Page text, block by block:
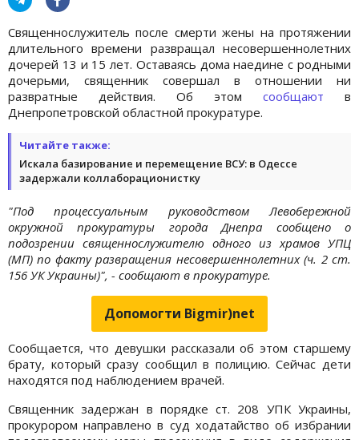
Священнослужитель после смерти жены на протяжении
длительного времени развращал несовершеннолетних
дочерей 13 и 15 лет. Оставаясь дома наедине с родными
дочерьми, священник совершал в отношении ни
развратные действия. Об этом сообщают в
Днепропетровской областной прокуратуре.
Читайте также:
Искала базирование и перемещение ВСУ: в Одессе
задержали коллаборационистку
"Под процессуальным руководством Левобережной
окружной прокуратуры города Днепра сообщено о
подозрении священнослужителю одного из храмов УПЦ
(МП) по факту развращения несовершеннолетних (ч. 2 ст.
156 УК Украины)", - сообщают в прокуратуре.
Допомогти Bigmir)net
Сообщается, что девушки рассказали об этом старшему
брату, который сразу сообщил в полицию. Сейчас дети
находятся под наблюдением врачей.
Священник задержан в порядке ст. 208 УПК Украины,
прокурором направлено в суд ходатайство об избрании